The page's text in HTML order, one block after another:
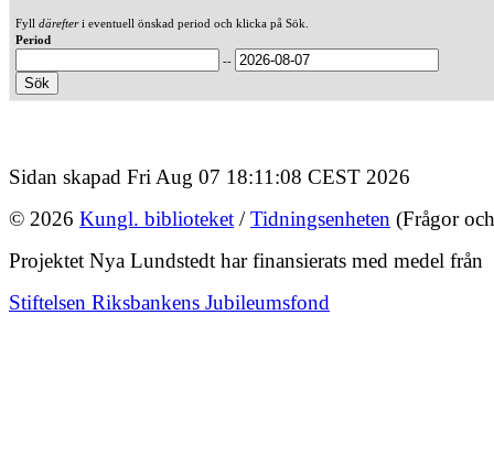
Fyll därefteri eventuell önskad period och klicka på Sök.
Period
--
Sidan skapad Fri Aug 07 18:11:08 CEST 2026
© 2026 Kungl. biblioteket /Tidningsenheten (Frågor
Projektet Nya Lundstedt har finansierats med medel från
Stiftelsen Riksbankens Jubileumsfond